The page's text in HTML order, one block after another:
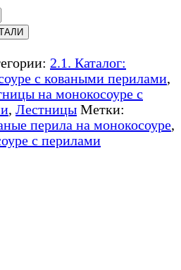
2.1. Каталог:
с коваными перилами,
на монокосоуре с
, Лестницы Метки:
перила на монокосоуре,
с перилами